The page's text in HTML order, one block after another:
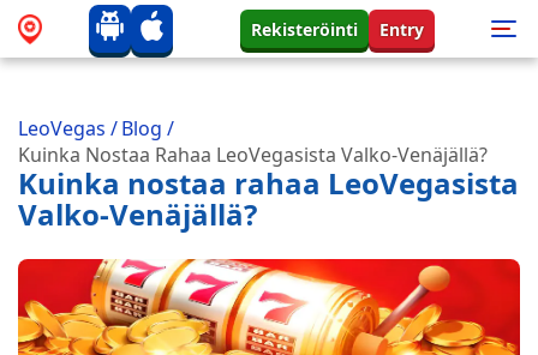
Rekisteröinti Entry
LeoVegas /Blog /
Kuinka Nostaa Rahaa LeoVegasista Valko-Venäjällä?
Kuinka nostaa rahaa LeoVegasista
Valko-Venäjällä?